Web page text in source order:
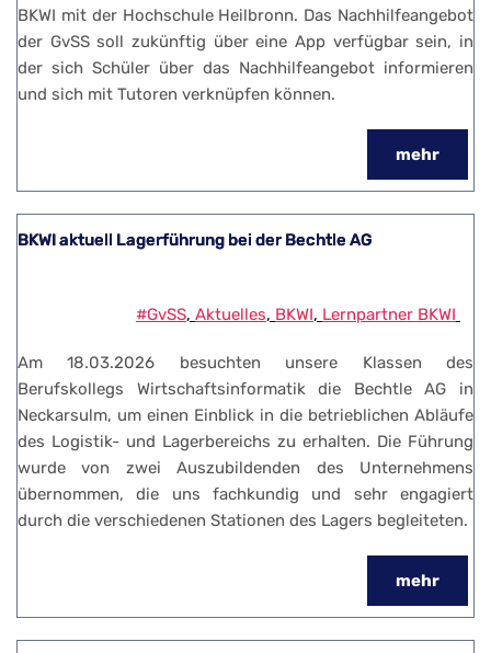
BKWI mit der Hochschule Heilbronn. Das Nachhilfeangebot
der GvSS soll zukünftig über eine App verfügbar sein, in
der sich Schüler über das Nachhilfeangebot informieren
und sich mit Tutoren verknüpfen können.
mehr
BKWI aktuell Lagerführung bei der Bechtle AG
#GvSS, Aktuelles, BKWI, Lernpartner BKWI
Am 18.03.2026 besuchten unsere Klassen des
Berufskollegs Wirtschaftsinformatik die Bechtle AG in
Neckarsulm, um einen Einblick in die betrieblichen Abläufe
des Logistik- und Lagerbereichs zu erhalten. Die Führung
wurde von zwei Auszubildenden des Unternehmens
übernommen, die uns fachkundig und sehr engagiert
durch die verschiedenen Stationen des Lagers begleiteten.
mehr